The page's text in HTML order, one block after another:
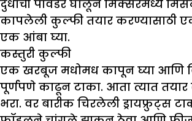
दुधाची पावडर घालून मिक्सरमध्ये
कापलेली कुल्फी तयार करण्यासाठी
एक आंबा घ्या.
कस्तुरी कुल्फी
एक खरबूज मधोमध कापून घ्या आणि
पूर्णपणे काढून टाका. आता त्यात
भरा. वर बारीक चिरलेली ड्रायफ्रुट्स